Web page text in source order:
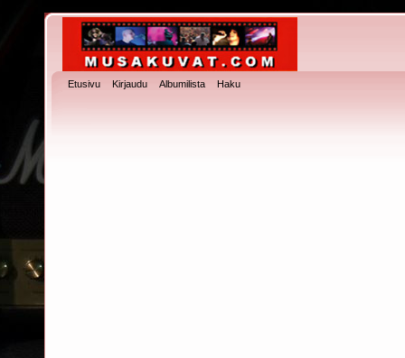
Etusivu Kirjaudu Albumilista Haku